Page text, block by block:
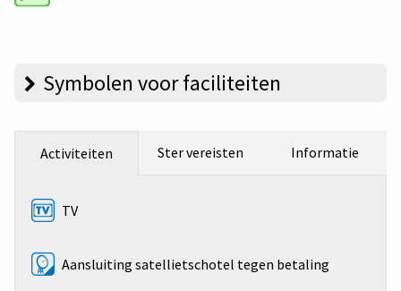
Symbolen voor faciliteiten
Activiteiten Ster vereisten Informatie
TV
Aansluiting satellietschotel tegen betaling